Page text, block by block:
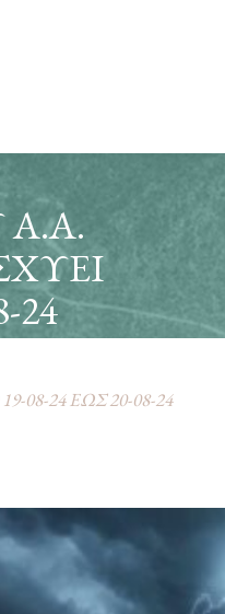
24
24 ΕΩΣ 20-08-24